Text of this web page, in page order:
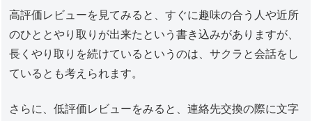
高評価レビューを見てみると、すぐに趣味の合う人や近所
のひととやり取りが出来たという書き込みがありますが、
長くやり取りを続けているというのは、サクラと会話をし
ているとも考えられます。
さらに、低評価レビューをみると、連絡先交換の際に文字